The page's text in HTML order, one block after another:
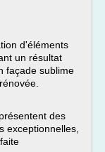
d'éléments
un résultat
façade sublime
des
exceptionnelles,